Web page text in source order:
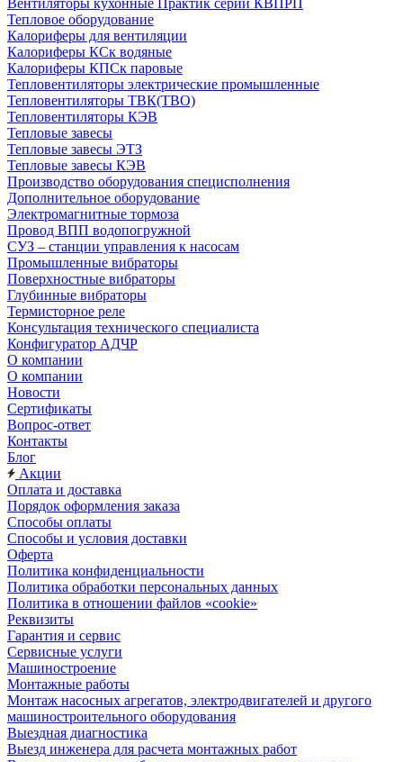
Вентиляторы кухонные Практик серии КВПРП
Тепловое оборудование
Калориферы для вентиляции
Калориферы КСк водяные
Калориферы КПСк паровые
Тепловентиляторы электрические промышленные
Тепловентиляторы ТВК(ТВО)
Тепловентиляторы КЭВ
Тепловые завесы
Тепловые завесы ЭТЗ
Тепловые завесы КЭВ
Производство оборудования специсполнения
Дополнительное оборудование
Электромагнитные тормоза
Провод ВПП водопогружной
СУЗ – станции управления к насосам
Промышленные вибраторы
Поверхностные вибраторы
Глубинные вибраторы
Термисторное реле
Консультация технического специалиста
Конфигуратор АДЧР
О компании
О компании
Новости
Сертификаты
Вопрос-ответ
Контакты
Блог
Акции
Оплата и доставка
Порядок оформления заказа
Способы оплаты
Способы и условия доставки
Оферта
Политика конфиденциальности
Политика обработки персональных данных
Политика в отношении файлов «cookie»
Реквизиты
Гарантия и сервис
Сервисные услуги
Машиностроение
Монтажные работы
Монтаж насосных агрегатов, электродвигателей и другого
машиностроительного оборудования
Выездная диагностика
Выезд инженера для расчета монтажных работ